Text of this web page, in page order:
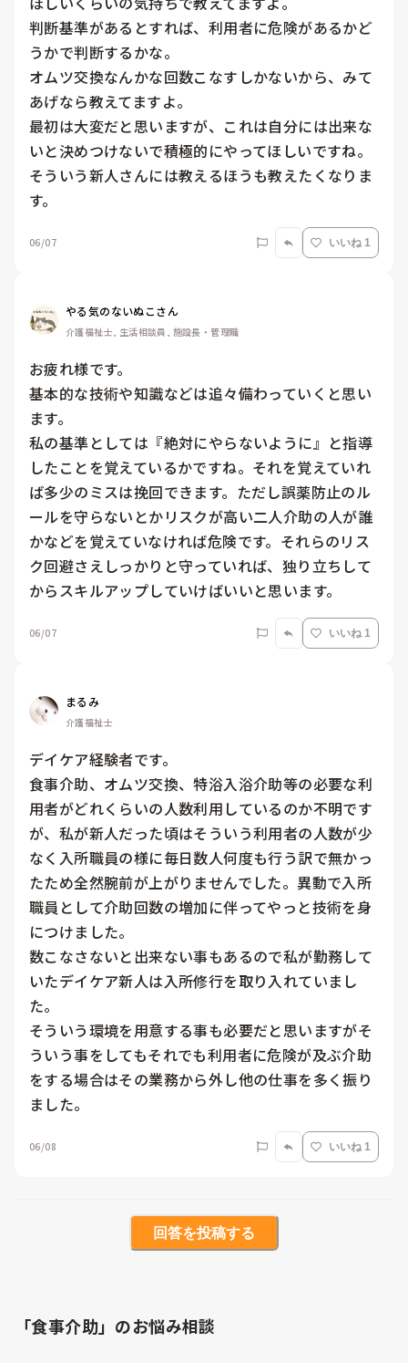
判断基準があるとすれば、利用者に危険があるかど
うかで判断するかな。
オムツ交換なんかな回数こなすしかないから、みて
あげなら教えてますよ。
最初は大変だと思いますが、これは自分には出来な
いと決めつけないで積極的にやってほしいですね。
そういう新人さんには教えるほうも教えたくなりま
す。
06/07 いいね 1
やる気のないぬこさん
介護福祉士, 生活相談員, 施設長・管理職
お疲れ様です。
基本的な技術や知識などは追々備わっていくと思い
ます。
私の基準としては『絶対にやらないように』と指導
したことを覚えているかですね。それを覚えていれ
ば多少のミスは挽回できます。ただし誤薬防止のル
ールを守らないとかリスクが高い二人介助の人が誰
かなどを覚えていなければ危険です。それらのリス
ク回避さえしっかりと守っていれば、独り立ちして
からスキルアップしていけばいいと思います。
06/07 いいね 1
まるみ
介護福祉士
デイケア経験者です。
食事介助、オムツ交換、特浴入浴介助等の必要な利
用者がどれくらいの人数利用しているのか不明です
が、私が新人だった頃はそういう利用者の人数が少
なく入所職員の様に毎日数人何度も行う訳で無かっ
たため全然腕前が上がりませんでした。異動で入所
職員として介助回数の増加に伴ってやっと技術を身
につけました。
数こなさないと出来ない事もあるので私が勤務して
いたデイケア新人は入所修行を取り入れていまし
た。
そういう環境を用意する事も必要だと思いますがそ
ういう事をしてもそれでも利用者に危険が及ぶ介助
をする場合はその業務から外し他の仕事を多く振り
ました。
06/08 いいね 1
回答を投稿する
「食事介助」のお悩み相談